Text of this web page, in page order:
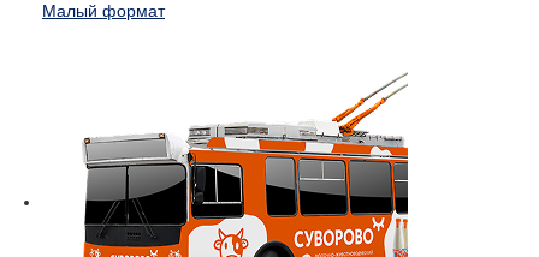
Малый формат